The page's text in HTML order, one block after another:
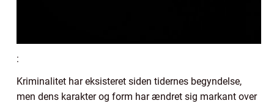
:
Kriminalitet har eksisteret siden tidernes begyndelse,
men dens karakter og form har ændret sig markant over